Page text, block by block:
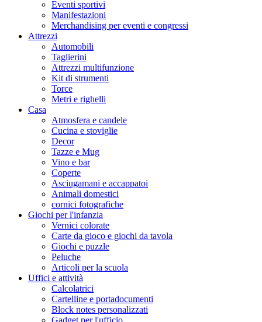
Eventi sportivi
Manifestazioni
Merchandising per eventi e congressi
Attrezzi
Automobili
Taglierini
Attrezzi multifunzione
Kit di strumenti
Torce
Metri e righelli
Casa
Atmosfera e candele
Cucina e stoviglie
Decor
Tazze e Mug
Vino e bar
Coperte
Asciugamani e accappatoi
Animali domestici
cornici fotografiche
Giochi per l'infanzia
Vernici colorate
Carte da gioco e giochi da tavola
Giochi e puzzle
Peluche
Articoli per la scuola
Uffici e attività
Calcolatrici
Cartelline e portadocumenti
Block notes personalizzati
Gadget per l'ufficio